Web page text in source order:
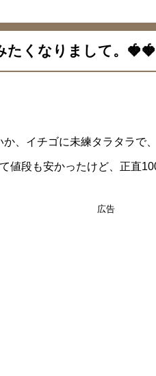
たくなりまして。
、イチゴに未練タラタラで
値段も安かったけど、正直
広告